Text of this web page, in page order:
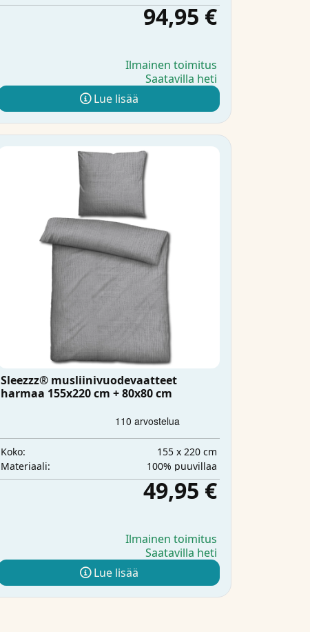
94,95 €
Ilmainen toimitus
Saatavilla heti
Lue lisää
Sleezzz® musliinivuodevaatteet
harmaa 155x220 cm + 80x80 cm
Koko:
155 x 220 cm
Materiaali:
100% puuvillaa
49,95 €
Ilmainen toimitus
Saatavilla heti
Lue lisää